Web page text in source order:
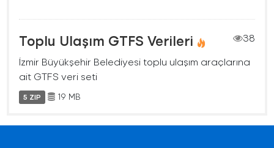
Toplu Ulaşım GTFS Verileri
38
İzmir Büyükşehir Belediyesi toplu ulaşım araçlarına
ait GTFS veri seti
5 ZIP 19 MB